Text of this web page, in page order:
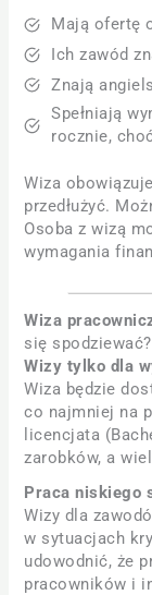
Mają ofertę
Ich zawód
Znają
Spełniają
rocznie,
Wiza
przedłużyć.
Osoba z wizą
wymagania
Wiza
się spodziewać?
Wizy tylko dla
Wiza będzie
co najmniej na
licencjata
zarobków, a
Praca niskiego
Wizy dla
w sytuacjach
udowodnić, że
pracowników i